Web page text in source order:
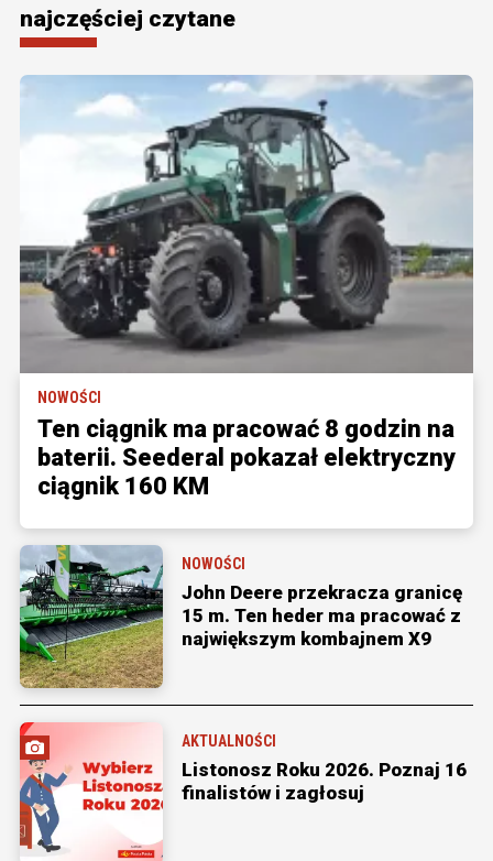
najczęściej czytane
NOWOŚCI
Ten ciągnik ma pracować 8 godzin na
baterii. Seederal pokazał elektryczny
ciągnik 160 KM
NOWOŚCI
John Deere przekracza granicę
15 m. Ten heder ma pracować z
największym kombajnem X9
AKTUALNOŚCI
Listonosz Roku 2026. Poznaj 16
finalistów i zagłosuj